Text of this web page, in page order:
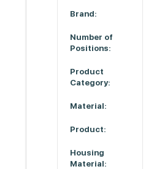
Brand:
Number of
Positions:
Product
Category:
Material:
Product:
Housing
Material: